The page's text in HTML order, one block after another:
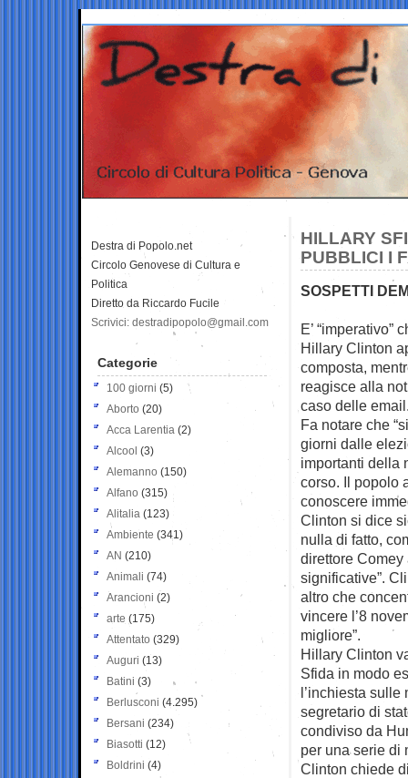
HILLARY
PUBBLICI I
SOSPETTI
E’ “imperativo”
Hillary Clinton
composta,
reagisce alla
caso delle
Fa notare che
giorni dalle
importanti della
corso. Il popolo
conoscere
Clinton si dice
nulla di fatto,
direttore
significative”.
altro che
vincere l’8
migliore”.
Hillary Clinton
Sfida in modo
l’inchiesta sulle
segretario di
condiviso da
per una serie di
Clinton chiede
Destra di Popolo.net
Circolo Genovese di Cultura e
Politica
Diretto da Riccardo Fucile
Scrivici: destradipopolo@gmail.com
Categorie
100 giorni (5)
Aborto (20)
Acca Larentia (2)
Alcool (3)
Alemanno (150)
Alfano (315)
Alitalia (123)
Ambiente (341)
AN (210)
Animali (74)
Arancioni (2)
arte (175)
Attentato (329)
Auguri (13)
Batini (3)
Berlusconi (4.295)
Bersani (234)
Biasotti (12)
Boldrini (4)